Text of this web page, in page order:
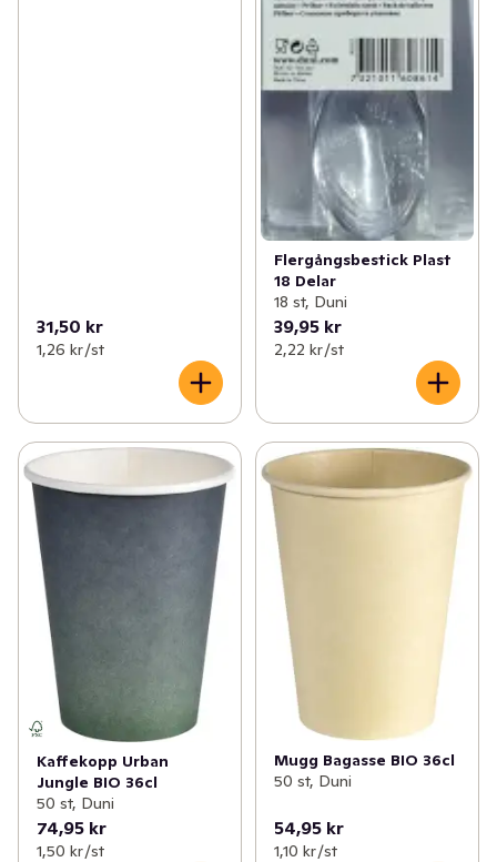
31,50 kr
1,26 kr /st
Flergångsbestick Plast
18 Delar
18 st, Duni
39,95 kr
2,22 kr /st
Kaffekopp Urban
Jungle BIO 36cl
50 st, Duni
74,95 kr
1,50 kr /st
Mugg Bagasse BIO 36cl
50 st, Duni
54,95 kr
1,10 kr /st